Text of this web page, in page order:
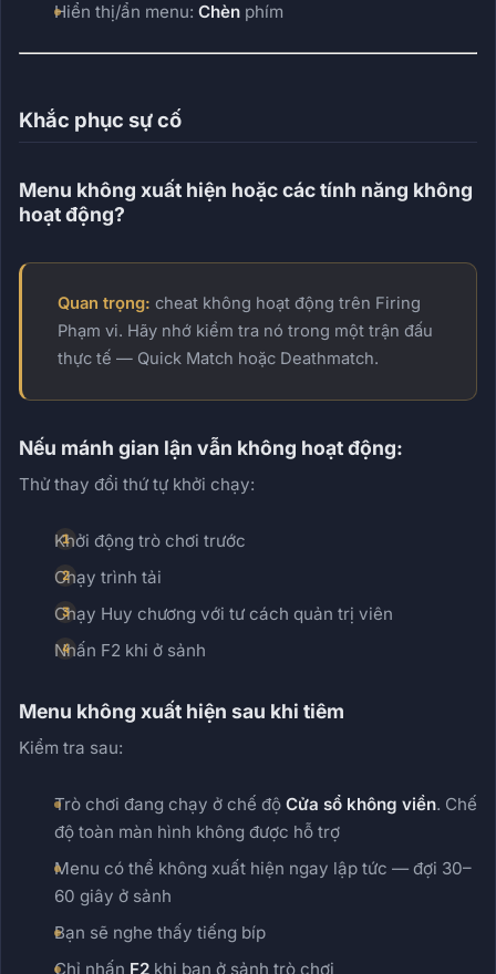
Hiển thị/ẩn menu: Chèn phím
Khắc phục sự cố
Menu không xuất hiện hoặc các tính năng không
hoạt động?
Quan trọng: cheat không hoạt động trên Firing
Phạm vi. Hãy nhớ kiểm tra nó trong một trận đấu
thực tế — Quick Match hoặc Deathmatch.
Nếu mánh gian lận vẫn không hoạt động:
Thử thay đổi thứ tự khởi chạy:
Khởi động trò chơi trước
Chạy trình tải
Chạy Huy chương với tư cách quản trị viên
Nhấn F2 khi ở sảnh
Menu không xuất hiện sau khi tiêm
Kiểm tra sau:
Trò chơi đang chạy ở chế độ Cửa sổ không viền. Chế
độ toàn màn hình không được hỗ trợ
Menu có thể không xuất hiện ngay lập tức — đợi 30–
60 giây ở sảnh
Bạn sẽ nghe thấy tiếng bíp
Chỉ nhấn F2 khi bạn ở sảnh trò chơi